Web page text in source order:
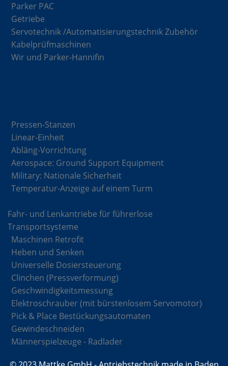
Parker PAC
Getriebe
Servotechnik /Automatisierungstechnik Zubehör
Kabelprüfmaschinen
Wir und Parker-Hannifin
Pressen-Stanzen
Linear-Einheit
Abläng-Vorrichtung
Aerospace: Ground Support Equipment
Military: Nationale Sicherheit
Temperatur-Anzeige auf einem Turm
Fahr- und Lenkantriebe für führerlose
Transportsysteme
Maschinen Retrofit
Heben und Senken
Universelle Dosiersteuerung
Clinchen (Pressverformung)
Geschwindigkeitsmessung
Elektroschrauber (mit bürstenlosem Servomotor)
Pick & Place Bestückungsautomaten
Gewindeschneiden
Männerspielzeuge - Radlader